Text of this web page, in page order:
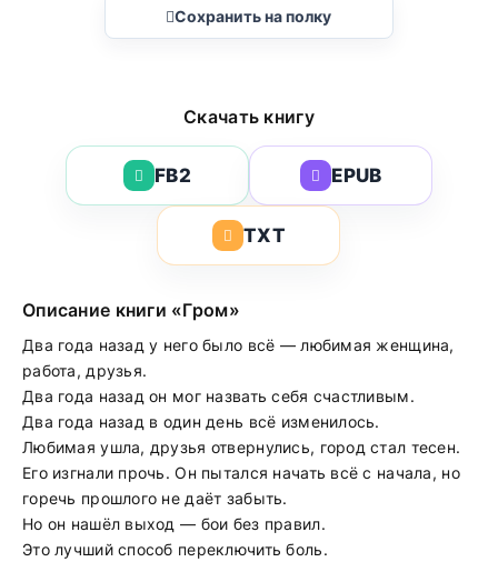
Сохранить на полку
Скачать книгу
FB2 EPUB
TXT
Описание книги «Гром»
Два года назад у него было всё — любимая женщина,
работа, друзья.
Два года назад он мог назвать себя счастливым.
Два года назад в один день всё изменилось.
Любимая ушла, друзья отвернулись, город стал тесен.
Его изгнали прочь. Он пытался начать всё с начала, но
горечь прошлого не даёт забыть.
Но он нашёл выход — бои без правил.
Это лучший способ переключить боль.